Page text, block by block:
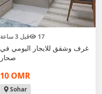
قبل 3 ساعة 17
غرف وشقق للايجار اليومي في
صحار
10 OMR
Sohar